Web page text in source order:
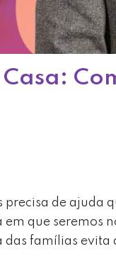
de ajuda
que seremos
famílias